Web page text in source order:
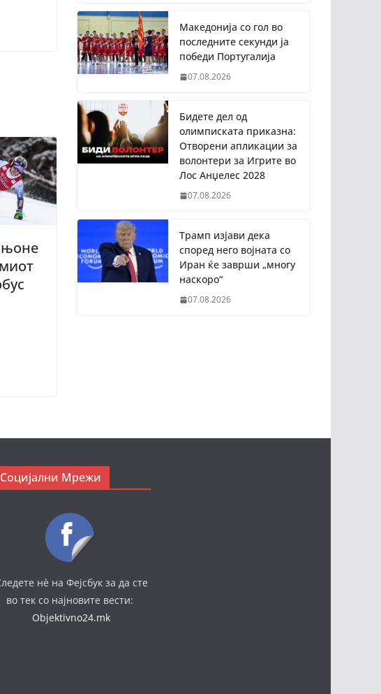
Македонија со гол во
последните секунди ја
победи Португалија
07.08.2026
Бидете дел од
олимписката приказна:
Отворени апликации за
волонтери за Игрите во
Лос Анџелес 2028
07.08.2026
Трамп изјави дека
според него војната со
Иран ќе заврши „многу
наскоро“
07.08.2026
Социјални Мрежи
нè на Фејсбук за да сте
во тек со најновите вести:
Objektivno24.mk